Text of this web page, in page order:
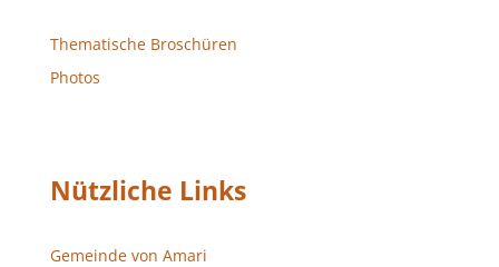
Thematische Broschüren
Photos
Nützliche Links
Gemeinde von Amari